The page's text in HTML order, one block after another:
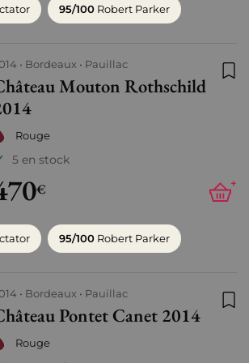
95/100 Robert Parker
Bordeaux Pauillac
Mouton Rothschild
Rouge
5 en stock
€ +
95/100 Robert Parker
Bordeaux Pauillac
Pontet Canet 2014
Rouge